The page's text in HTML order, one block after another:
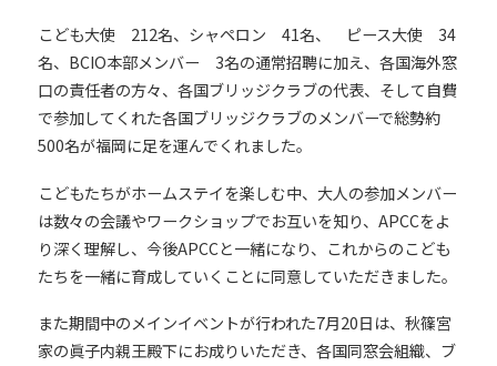
こども大使 212名、シャペロン 41名、 ピース大使 34
名、BCIO本部メンバー 3名の通常招聘に加え、各国海外窓
口の責任者の方々、各国ブリッジクラブの代表、そして自費
で参加してくれた各国ブリッジクラブのメンバーで総勢約
500名が福岡に足を運んでくれました。
こどもたちがホームステイを楽しむ中、大人の参加メンバー
は数々の会議やワークショップでお互いを知り、APCCをよ
り深く理解し、今後APCCと一緒になり、これからのこども
たちを一緒に育成していくことに同意していただきました。
また期間中のメインイベントが行われた7月20日は、秋篠宮
家の眞子内親王殿下にお成りいただき、各国同窓会組織、ブ